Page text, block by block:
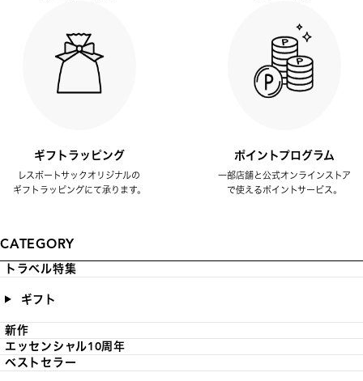
ギフトラッピング
レスポートサックオリジナルの
ギフトラッピングにて承ります。
ポイントプログラム
一部店舗と公式オンラインストア
で使えるポイントサービス。
CATEGORY
トラベル特集
ギフト
新作
エッセンシャル10周年
ベストセラー